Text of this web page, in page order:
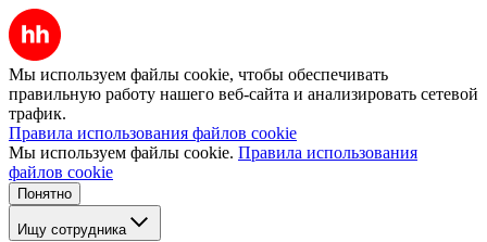
Мы используем файлы cookie, чтобы обеспечивать
правильную работу нашего веб-сайта и анализировать сетевой
трафик.
Правила использования файлов cookie
Мы используем файлы cookie. Правила использования
файлов cookie
Понятно
Ищу сотрудника